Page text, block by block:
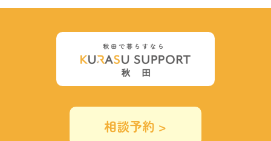
相談予約 >